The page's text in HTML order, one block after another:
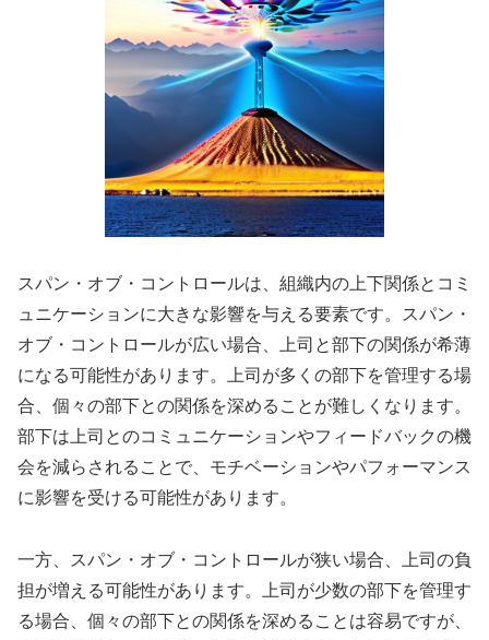
スパン・オブ・コントロールは、組織内の上下関係とコミ
ュニケーションに大きな影響を与える要素です。スパン・
オブ・コントロールが広い場合、上司と部下の関係が希薄
になる可能性があります。上司が多くの部下を管理する場
合、個々の部下との関係を深めることが難しくなります。
部下は上司とのコミュニケーションやフィードバックの機
会を減らされることで、モチベーションやパフォーマンス
に影響を受ける可能性があります。
一方、スパン・オブ・コントロールが狭い場合、上司の負
担が増える可能性があります。上司が少数の部下を管理す
る場合、個々の部下との関係を深めることは容易ですが、